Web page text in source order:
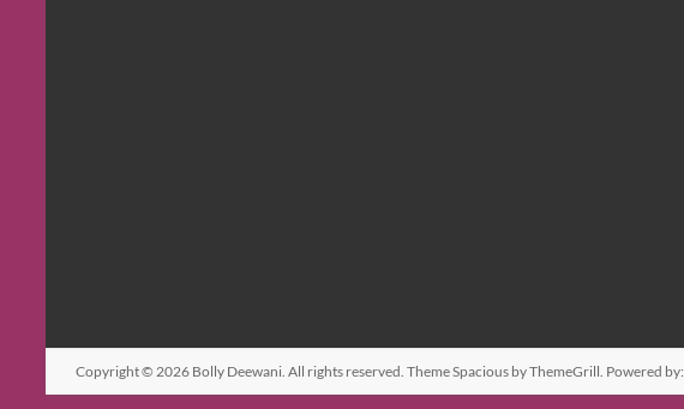
Copyright © 2026 Bolly Deewani . All rights reserved. ThemeSpacious by ThemeGrill. Powered by: